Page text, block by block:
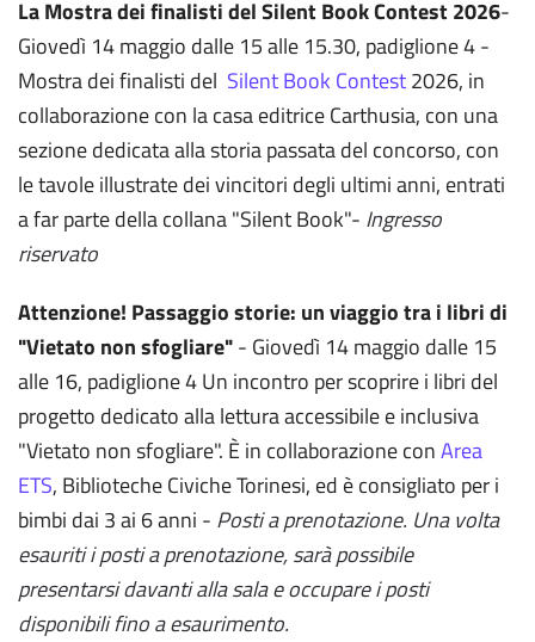
La Mostra dei finalisti del Silent Book Contest 2026-
Giovedì 14 maggio dalle 15 alle 15.30, padiglione 4 -
Mostra dei finalisti del Silent Book Contest2026, in
collaborazione con la casa editrice Carthusia, con una
sezione dedicata alla storia passata del concorso, con
le tavole illustrate dei vincitori degli ultimi anni, entrati
a far parte della collana "Silent Book"- Ingresso
riservato
Attenzione! Passaggio storie: un viaggio tra i libri di
"Vietato non sfogliare"- Giovedì 14 maggio dalle 15
alle 16, padiglione 4 Un incontro per scoprire i libri del
progetto dedicato alla lettura accessibile e inclusiva
"Vietato non sfogliare". È in collaborazione conArea
ETS, Biblioteche Civiche Torinesi, ed è consigliato per i
bimbi dai 3 ai 6 anni - Posti a prenotazione. Una volta
esauriti i posti a prenotazione, sarà possibile
presentarsi davanti alla sala e occupare i posti
disponibili fino a esaurimento.